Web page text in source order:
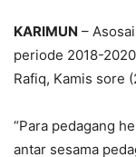
KARIMUN –
periode 2018-
Rafiq, Kamis sore
“Para pedagang
antar sesama